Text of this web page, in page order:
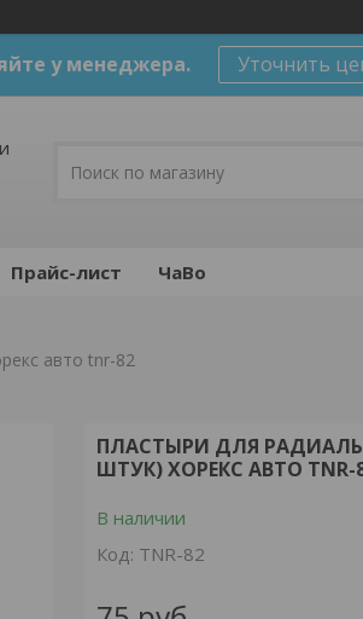
у менеджера. Уточнить
Прайс-лист ЧаВо
авто tnr-82
ПЛАСТЫРИ ДЛЯ
ШТУК) ХОРЕКС АВТО TNR-
В наличии
Код: TNR-82